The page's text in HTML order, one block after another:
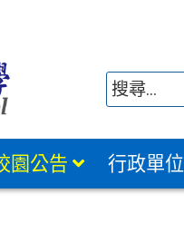
園公告 行政單位